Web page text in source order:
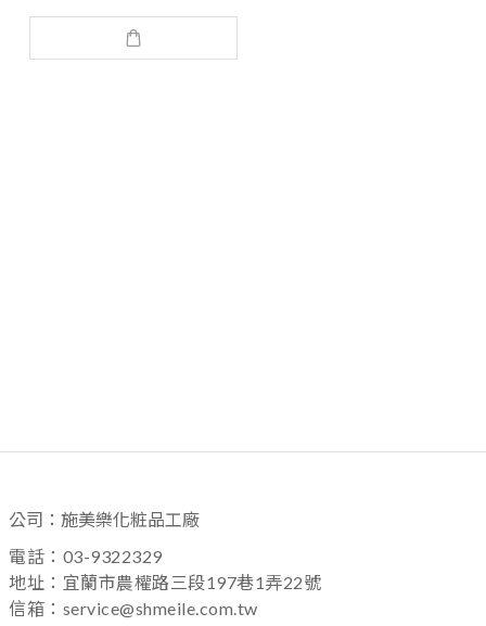
公司：施美樂化粧品工廠
電話：03-9322329
地址：宜蘭市農權路三段197巷1弄22號
信箱：service@shmeile.com.tw